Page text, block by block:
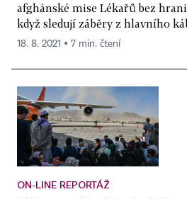
afghánské mise Lékařů bez
když sledují záběry z hlavního
18. 8. 2021 ▪ 7 min. čtení
ON-LINE REPORTÁŽ